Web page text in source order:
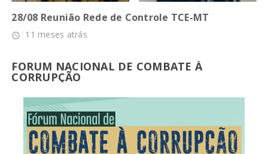
28/08 Reunião Rede de Controle TCE-MT
access_time 11 meses atrás
FORUM NACIONAL DE COMBATE À
CORRUPÇÃO